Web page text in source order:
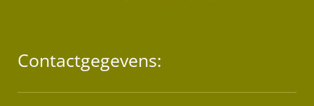
Contactgegevens: